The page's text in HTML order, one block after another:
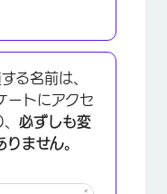
る名前は、
ートにアクセ
必ずしも変
ません。